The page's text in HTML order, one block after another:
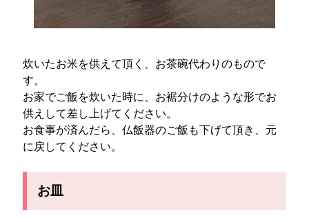
炊いたお米を供えて頂く、お茶碗代わりのもので
す。
お家でご飯を炊いた時に、お裾分けのような形でお
供えして差し上げてください。
お食事が済んだら、仏飯器のご飯も下げて頂き、元
に戻してください。
お皿